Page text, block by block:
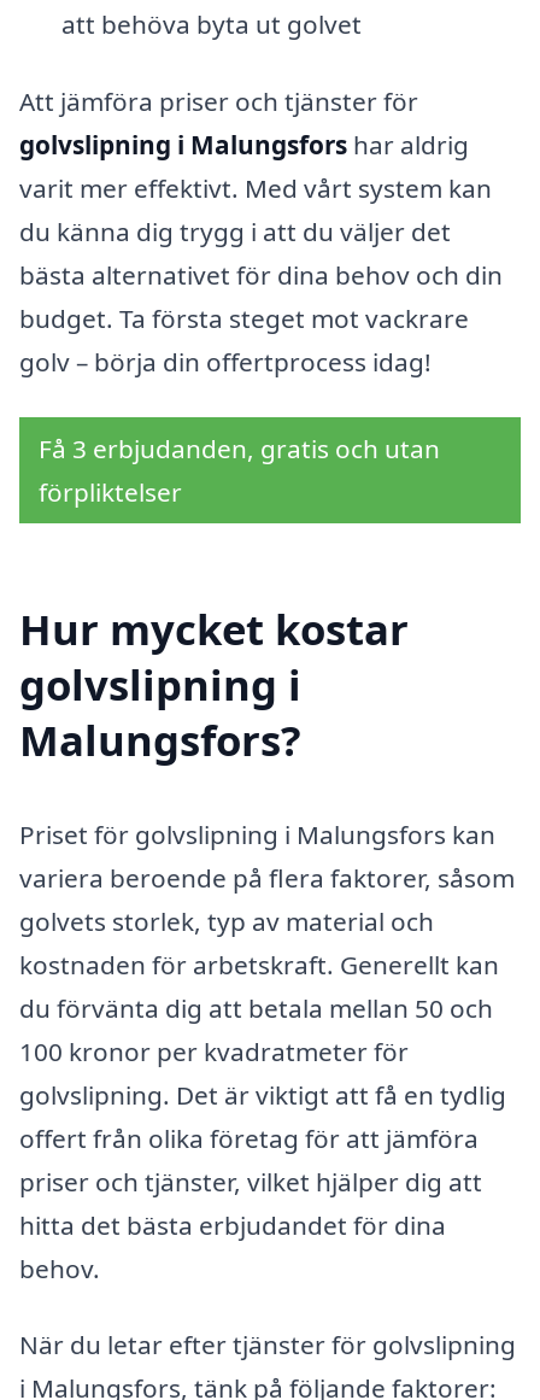
att behöva byta ut golvet
Att jämföra priser och tjänster för
golvslipning i Malungsfors har aldrig
varit mer effektivt. Med vårt system kan
du känna dig trygg i att du väljer det
bästa alternativet för dina behov och din
budget. Ta första steget mot vackrare
golv – börja din offertprocess idag!
Få 3 erbjudanden, gratis och utan
förpliktelser
Hur mycket kostar
golvslipning i
Malungsfors?
Priset för golvslipning i Malungsfors kan
variera beroende på flera faktorer, såsom
golvets storlek, typ av material och
kostnaden för arbetskraft. Generellt kan
du förvänta dig att betala mellan 50 och
100 kronor per kvadratmeter för
golvslipning. Det är viktigt att få en tydlig
offert från olika företag för att jämföra
priser och tjänster, vilket hjälper dig att
hitta det bästa erbjudandet för dina
behov.
När du letar efter tjänster för golvslipning
i Malungsfors, tänk på följande faktorer: